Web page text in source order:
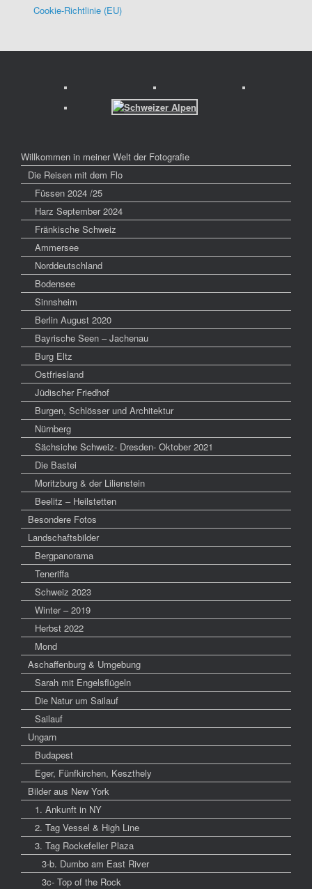
Cookie-Richtlinie (EU)
Willkommen in meiner Welt der Fotografie
Die Reisen mit dem Flo
Füssen 2024 /25
Harz September 2024
Fränkische Schweiz
Ammersee
Norddeutschland
Bodensee
Sinnsheim
Berlin August 2020
Bayrische Seen – Jachenau
Burg Eltz
Ostfriesland
Jüdischer Friedhof
Burgen, Schlösser und Architektur
Nürnberg
Sächsiche Schweiz- Dresden- Oktober 2021
Die Bastei
Moritzburg & der Lilienstein
Beelitz – Heilstetten
Besondere Fotos
Landschaftsbilder
Bergpanorama
Teneriffa
Schweiz 2023
Winter – 2019
Herbst 2022
Mond
Aschaffenburg & Umgebung
Sarah mit Engelsflügeln
Die Natur um Sailauf
Sailauf
Ungarn
Budapest
Eger, Fünfkirchen, Keszthely
Bilder aus New York
1. Ankunft in NY
2. Tag Vessel & High Line
3. Tag Rockefeller Plaza
3-b. Dumbo am East River
3c- Top of the Rock